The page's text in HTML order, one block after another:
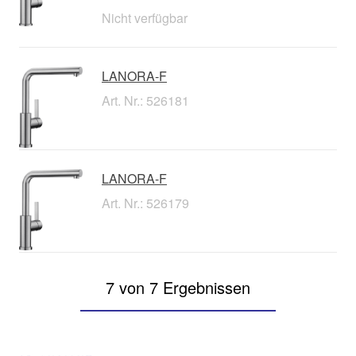
Nicht verfügbar
LANORA-F
Art. Nr.: 526181
LANORA-F
Art. Nr.: 526179
7 von 7 Ergebnissen